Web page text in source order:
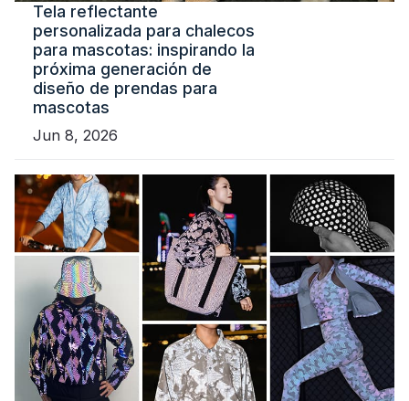
Tela reflectante
personalizada para chalecos
para mascotas: inspirando la
próxima generación de
diseño de prendas para
mascotas
Jun 8, 2026